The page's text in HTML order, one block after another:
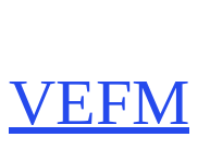
al
contenido
VEFM